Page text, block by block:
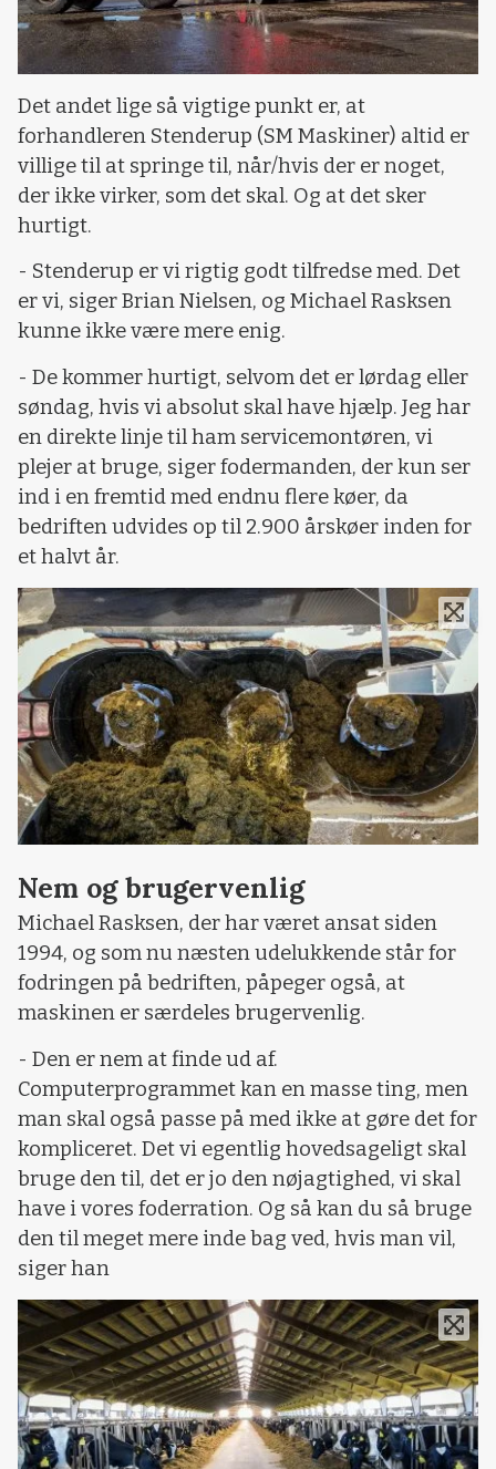
Det andet lige så vigtige punkt er, at
forhandleren Stenderup (SM Maskiner) altid er
villige til at springe til, når/hvis der er noget,
der ikke virker, som det skal. Og at det sker
hurtigt.
- Stenderup er vi rigtig godt tilfredse med. Det
er vi, siger Brian Nielsen, og Michael Rasksen
kunne ikke være mere enig.
- De kommer hurtigt, selvom det er lørdag eller
søndag, hvis vi absolut skal have hjælp. Jeg har
en direkte linje til ham servicemontøren, vi
plejer at bruge, siger fodermanden, der kun ser
ind i en fremtid med endnu flere køer, da
bedriften udvides op til 2.900 årskøer inden for
et halvt år.
Nem og brugervenlig
Michael Rasksen, der har været ansat siden
1994, og som nu næsten udelukkende står for
fodringen på bedriften, påpeger også, at
maskinen er særdeles brugervenlig.
- Den er nem at finde ud af.
Computerprogrammet kan en masse ting, men
man skal også passe på med ikke at gøre det for
kompliceret. Det vi egentlig hovedsageligt skal
bruge den til, det er jo den nøjagtighed, vi skal
have i vores foderration. Og så kan du så bruge
den til meget mere inde bag ved, hvis man vil,
siger han